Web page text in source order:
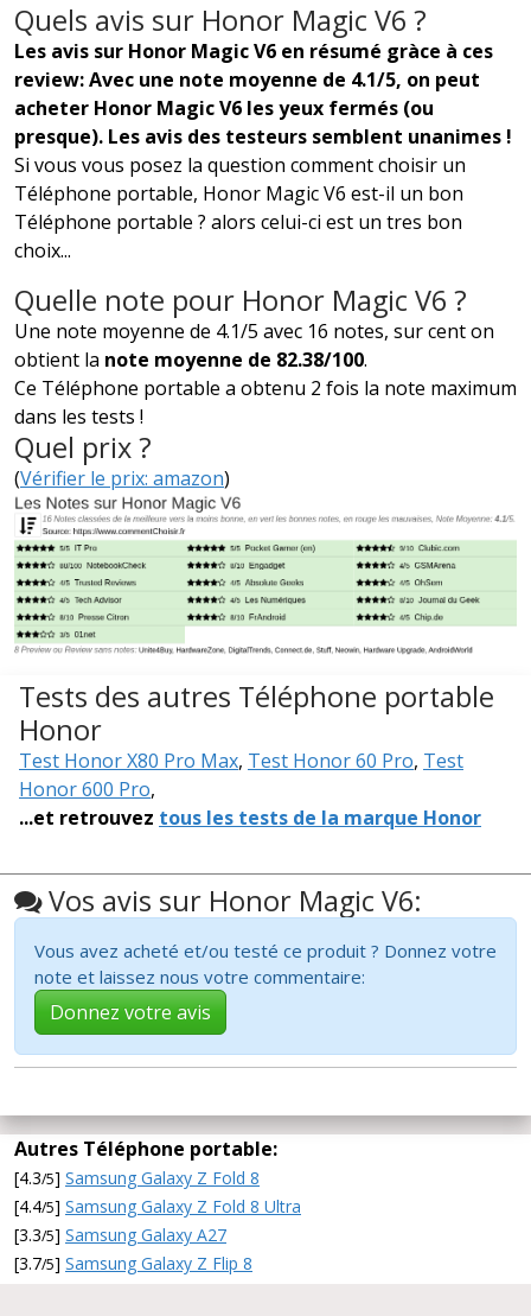
Quels avis sur Honor Magic V6 ?
Les avis sur Honor Magic V6 en résumé gràce à ces
review: Avec une note moyenne de 4.1/5, on peut
acheter Honor Magic V6 les yeux fermés (ou
presque). Les avis des testeurs semblent unanimes !
Si vous vous posez la question comment choisir un
Téléphone portable, Honor Magic V6 est-il un bon
Téléphone portable ? alors celui-ci est un tres bon
choix...
Quelle note pour Honor Magic V6 ?
Une note moyenne de 4.1/5 avec 16 notes, sur cent on
obtient la note moyenne de 82.38/100.
Ce Téléphone portable a obtenu 2 fois la note maximum
dans les tests !
Quel prix ?
(Vérifier le prix: amazon)
Tests des autres Téléphone portable
Honor
Test Honor X80 Pro Max, Test Honor 60 Pro, Test
Honor 600 Pro,
...et retrouvez tous les tests de la marque Honor
Vos avis sur Honor Magic V6:
Vous avez acheté et/ou testé ce produit ? Donnez votre
note et laissez nous votre commentaire:
Donnez votre avis
Autres Téléphone portable:
[4.3/5] Samsung Galaxy Z Fold 8
[4.4/5] Samsung Galaxy Z Fold 8 Ultra
[3.3/5] Samsung Galaxy A27
[3.7/5] Samsung Galaxy Z Flip 8